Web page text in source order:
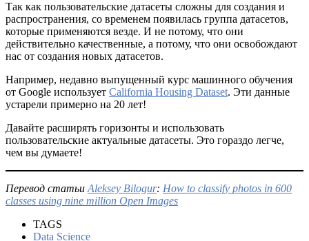
Так как пользовательские датасеты сложны для создания и
распространения, со временем появилась группа датасетов,
которые применяются везде. И не потому, что они
действительно качественные, а потому, что они освобождают
нас от создания новых датасетов.
Например, недавно выпущенный курс машинного обучения
от Google использует California Housing Dataset. Эти данные
устарели примерно на 20 лет!
Давайте расширять горизонты и использовать
пользовательские актуальные датасеты. Это гораздо легче,
чем вы думаете!
Перевод статьи Aleksey Bilogur: How to classify photos in 600
classes using nine million Open Images
TAGS
Data Science